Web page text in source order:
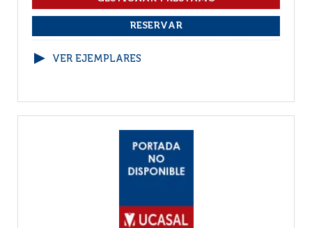
VER EJEMPLARES